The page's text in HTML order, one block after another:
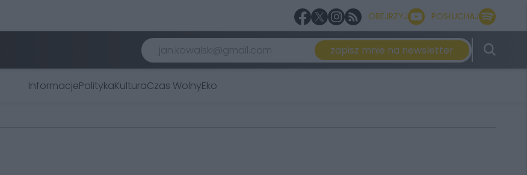
OBEJRZYJ POSŁUCHAJ
zapisz mnie na newsletter
InformacjePolitykaKulturaCzas WolnyEko